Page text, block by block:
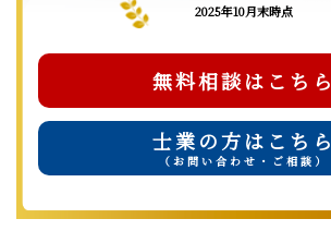
2025年10月末時点
無料相談はこちら
士業の方はこちら
（お問い合わせ・ご相談）